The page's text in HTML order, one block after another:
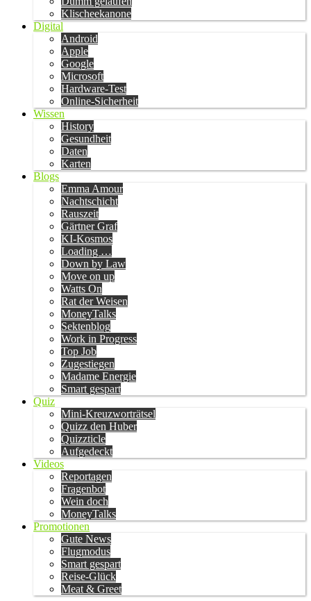
Klischeekanone
Digital
Android
Apple
Google
Microsoft
Hardware-Test
Online-Sicherheit
Wissen
History
Gesundheit
Daten
Karten
Blogs
Emma Amour
Nachtschicht
Rauszeit
Gärtner Graf
KI-Kosmos
Loading …
Down by Law
Move on up
Watts On
Rat der Weisen
MoneyTalks
Sektenblog
Work in Progress
Top Job
Zugestiegen
Madame Energie
Smart gespart
Quiz
Mini-Kreuzworträtsel
Quizz den Huber
Quizzticle
Aufgedeckt
Videos
Reportagen
Fragenbot
Wein doch
MoneyTalks
Promotionen
Gute News
Flugmodus
Smart gespart
Reise-Glück
Meat & Greet